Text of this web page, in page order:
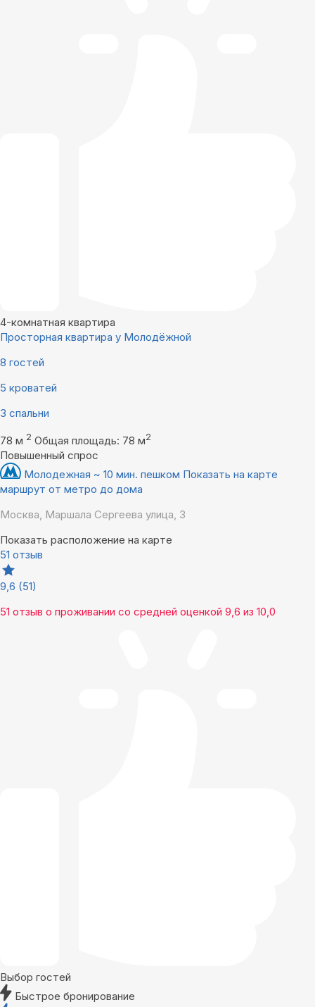
4-комнатная квартира
Просторная квартира у Молодёжной
8 гостей
5 кроватей
3 спальни
78 м 2 Общая площадь: 78 м2
Повышенный спрос
Молодежная ~ 10 мин. пешком Показать на карте
маршрут от метро до дома
Москва, Маршала Сергеева улица, 3
Показать расположение на карте
51 отзыв
9,6 (51)
51 отзыв о проживании со средней оценкой 9,6 из 10,0
Выбор гостей
Быстрое бронирование